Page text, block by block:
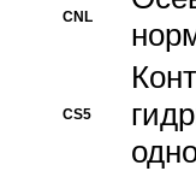
CNL
CS5